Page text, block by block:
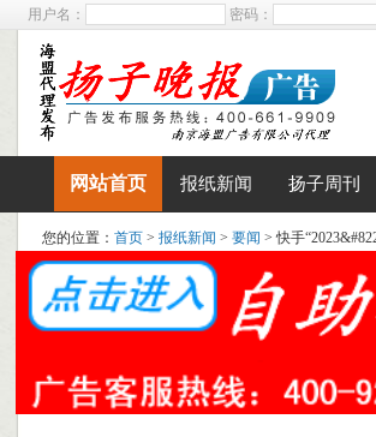
用户名： 密码：
网站首页 报纸新闻 扬子周刊
您的位置： 首页 > 报纸新闻 > 要闻 > 快手